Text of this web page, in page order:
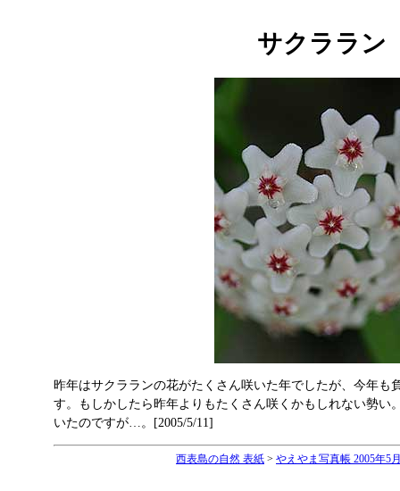
サクララン
昨年はサクラランの花がたくさん咲いた年でしたが、今年も
す。もしかしたら昨年よりもたくさん咲くかもしれない勢い
いたのですが…。[2005/5/11]
西表島の自然 表紙 > やえやま写真帳 2005年5